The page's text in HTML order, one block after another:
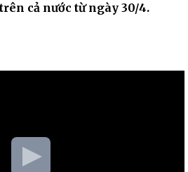
cả nước từ ngày 30/4.